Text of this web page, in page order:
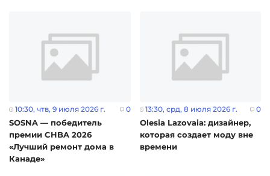
10:30, чтв, 9 июля 2026 г. 0
SOSNA — победитель
премии CHBA 2026
«Лучший ремонт дома в
Канаде»
13:30, срд, 8 июля 2026 г. 0
Olesia Lazovaia: дизайнер,
которая создает моду вне
времени